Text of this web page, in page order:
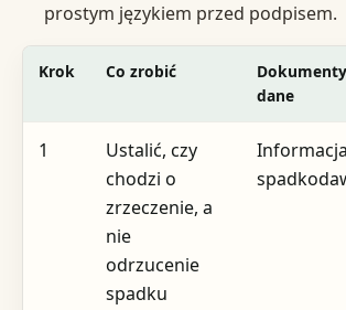
prostym językiem przed podpisem.
Krok Co zrobić
dane
1
Ustalić, czy
chodzi o
zrzeczenie, a
nie
odrzucenie
spadku